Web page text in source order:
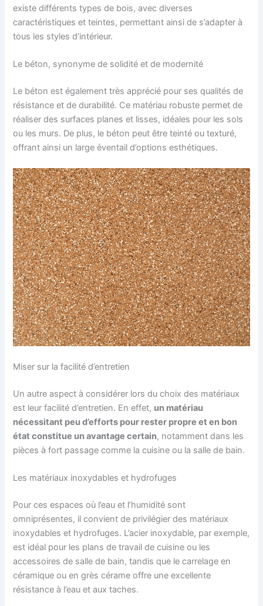
existe différents types de bois, avec diverses
caractéristiques et teintes, permettant ainsi de s’adapter à
tous les styles d’intérieur.
Le béton, synonyme de solidité et de modernité
Le béton est également très apprécié pour ses qualités de
résistance et de durabilité. Ce matériau robuste permet de
réaliser des surfaces planes et lisses, idéales pour les sols
ou les murs. De plus, le béton peut être teinté ou texturé,
offrant ainsi un large éventail d’options esthétiques.
Miser sur la facilité d’entretien
Un autre aspect à considérer lors du choix des matériaux
est leur facilité d’entretien. En effet, un matériau
nécessitant peu d’efforts pour rester propre et en bon
état constitue un avantage certain, notamment dans les
pièces à fort passage comme la cuisine ou la salle de bain.
Les matériaux inoxydables et hydrofuges
Pour ces espaces où l’eau et l’humidité sont
omniprésentes, il convient de privilégier des matériaux
inoxydables et hydrofuges. L’acier inoxydable, par exemple,
est idéal pour les plans de travail de cuisine ou les
accessoires de salle de bain, tandis que le carrelage en
céramique ou en grès cérame offre une excellente
résistance à l’eau et aux taches.